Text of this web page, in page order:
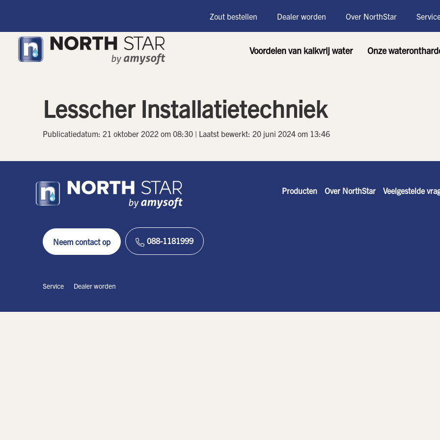
Zout bestellen Dealer worden Over NorthStar
Voordelen van kalkvrij water Onze
Lesscher Installatietechniek
Publicatiedatum: 21 oktober 2022 om 08:30 | Laatst bewerkt: 20 juni 2024 om 13:46
Producten Over NorthStar Veelgestelde
Neem contact op 088-1181999
Service Dealer worden